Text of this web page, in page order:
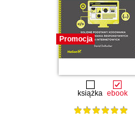
Promocja
książka ebook